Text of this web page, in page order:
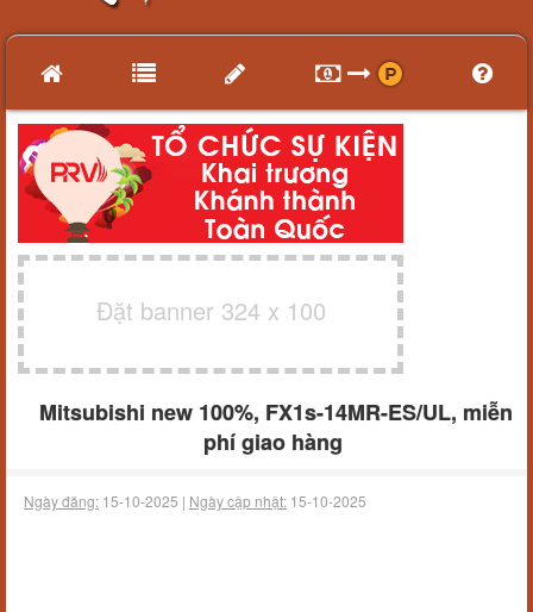
Đặt banner 324 x 100
Mitsubishi new 100%, FX1s-14MR-ES/UL, miễn
phí giao hàng
Ngày đăng: 15-10-2025 | Ngày cập nhật: 15-10-2025